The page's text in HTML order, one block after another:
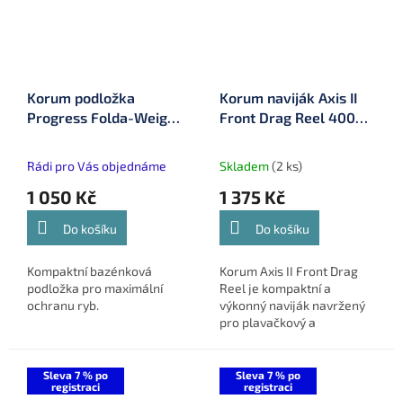
Korum podložka
Progress Folda-Weigh
Rádi pro Vás objednáme
1 050 Kč
Do košíku
Kompaktní bazénková
podložka pro maximální
ochranu ryb.
Korum naviják Axis II
Front Drag Reel 4000
Skladem(2 ks)
1 375 Kč
Do košíku
Korum Axis II Front Drag
Reel je kompaktní a
výkonný naviják navržený
pro plavačkový a
systému a odolné
konstrukci nabízí plynulý...
Sleva 7 % po
registraci
Sleva 7 % po
registraci